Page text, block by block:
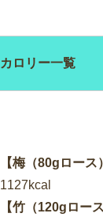
カロリー一覧
【梅（80gロース
1127kcal
【竹（120gロース